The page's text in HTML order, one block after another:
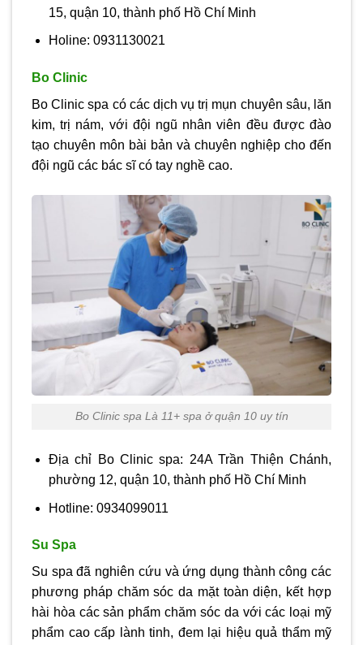
15, quận 10, thành phố Hồ Chí Minh
Holine: 0931130021
Bo Clinic
Bo Clinic spa có các dịch vụ trị mụn chuyên sâu, lăn
kim, trị nám, với đội ngũ nhân viên đều được đào
tạo chuyên môn bài bản và chuyên nghiệp cho đến
đội ngũ các bác sĩ có tay nghề cao.
Bo Clinic spa Là 11+ spa ở quận 10 uy tín
Địa chỉ Bo Clinic spa: 24A Trần Thiện Chánh,
phường 12, quận 10, thành phố Hồ Chí Minh
Hotline: 0934099011
Su Spa
Su spa đã nghiên cứu và ứng dụng thành công các
phương pháp chăm sóc da mặt toàn diện, kết hợp
hài hòa các sản phẩm chăm sóc da với các loại mỹ
phẩm cao cấp lành tinh, đem lại hiệu quả thẩm mỹ